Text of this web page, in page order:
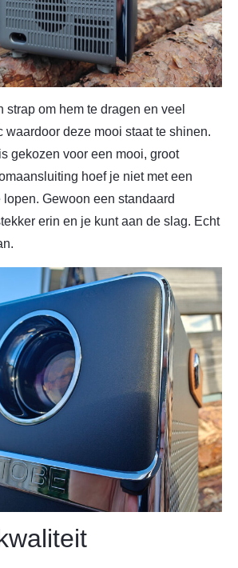
strap om hem te dragen en veel
waardoor deze mooi staat te shinen.
gekozen voor een mooi, groot
hoef je niet met een
Gewoon een standaard
erin en je kunt aan de slag. Echt